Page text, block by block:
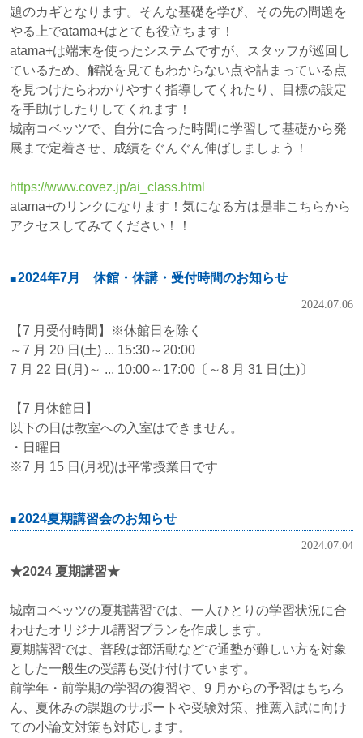
題のカギとなります。そんな基礎を学び、その先の問題を
やる上でatama+はとても役立ちます！
atama+は端末を使ったシステムですが、スタッフが巡回し
ているため、解説を見てもわからない点や詰まっている点
を見つけたらわかりやすく指導してくれたり、目標の設定
を手助けしたりしてくれます！
城南コベッツで、自分に合った時間に学習して基礎から発
展まで定着させ、成績をぐんぐん伸ばしましょう！
https://www.covez.jp/ai_class.html
atama+のリンクになります！気になる方は是非こちらから
アクセスしてみてください！！
2024年7月 休館・休講・受付時間のお知らせ
2024.07.06
【7 月受付時間】※休館日を除く
～7 月 20 日(土) ... 15:30～20:00
7 月 22 日(月)～ ... 10:00～17:00〔～8 月 31 日(土)〕
【7 月休館日】
以下の日は教室への入室はできません。
・日曜日
※7 月 15 日(月祝)は平常授業日です
2024夏期講習会のお知らせ
2024.07.04
★2024 夏期講習★
城南コベッツの夏期講習では、一人ひとりの学習状況に合
わせたオリジナル講習プランを作成します。
夏期講習では、普段は部活動などで通塾が難しい方を対象
とした一般生の受講も受け付けています。
前学年・前学期の学習の復習や、9 月からの予習はもちろ
ん、夏休みの課題のサポートや受験対策、推薦入試に向け
ての小論文対策も対応します。